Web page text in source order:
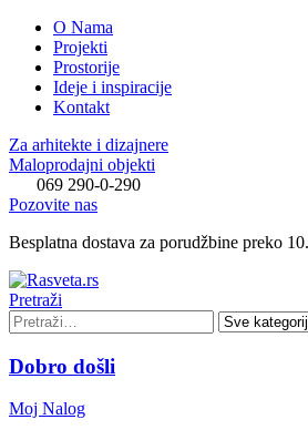
O Nama
Projekti
Prostorije
Ideje i inspiracije
Kontakt
Za arhitekte i dizajnere
Maloprodajni objekti
069 290-0-290
Pozovite nas
Besplatna dostava za porudžbine preko
Pretraži
Dobro došli
Moj Nalog